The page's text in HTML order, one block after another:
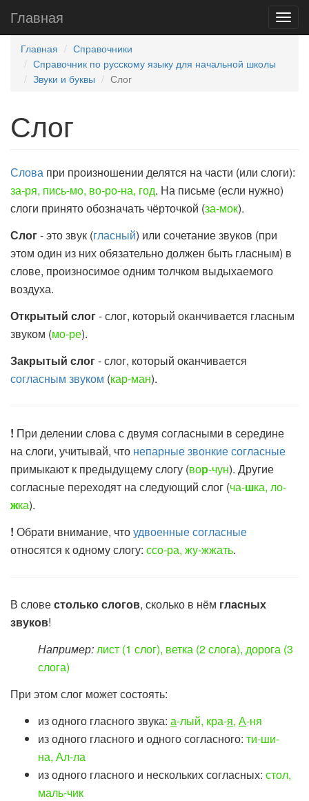
Главная
Главная
Справочники
Справочник по русскому языку для начальной школы
Звуки и буквы
Слог
Слог
Слова при произношении делятся на части (или слоги):
за-ря, пись-мо, во-ро-на, год. На письме (если нужно)
слоги принято обозначать чёрточкой (за-мок).
Слог- это звук (гласный) или сочетание звуков (при
этом один из них обязательно должен быть гласным) в
слове, произносимое одним толчком выдыхаемого
воздуха.
Открытый слог- слог, который оканчивается гласным
звуком (мо-ре).
Закрытый слог- слог, который оканчивается
согласным звуком (кар-ман).
! При делении слова с двумя согласными в середине
на слоги, учитывай, что непарные звонкие согласные
примыкают к предыдущему слогу (вор-чун). Другие
согласные переходят на следующий слог (ча-шка, ло-
жка).
! Обрати внимание, чтоудвоенные согласные
относятся к одному слогу: ссо-ра, жу-жжать.
В словестолько слогов, сколько в нём гласных
звуков!
Например:лист (1 слог), ветка (2 слога), дорога (3
слога)
При этом слог может состоять:
из одного гласного звука: а-лый, кра-я, А-ня
из одного гласного и одного согласного: ти-ши-
на, Ал-ла
из одного гласного и нескольких согласных: стол,
маль-чик